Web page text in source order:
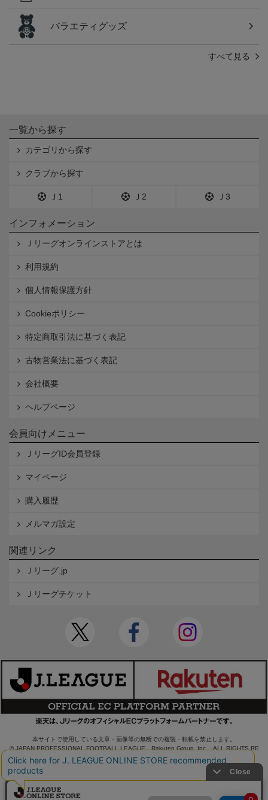
バラエティグッズ
すべて見る
一覧から探す
カテゴリから探す
クラブから探す
Ｊ1 Ｊ2 Ｊ3
インフォメーション
Ｊリーグオンラインストアとは
利用規約
個人情報保護方針
Cookieポリシー
特定商取引法に基づく表記
古物営業法に基づく表記
会社概要
ヘルプページ
会員向けメニュー
ＪリーグID会員登録
マイページ
購入履歴
メルマガ設定
関連リンク
Ｊリーグ.jp
Ｊリーグチケット
本サイトで使用している文章・画像等の無断での複製・転載を禁止します。
© JAPAN PROFESSIONAL FOOTBALL LEAGUE Rakuten Group, Inc. ALL RIGHTS RE
SERVED.